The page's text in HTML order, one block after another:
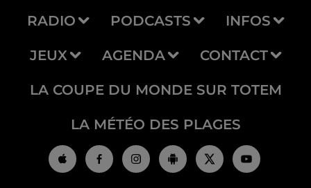
RADIO PODCASTS INFOS
JEUX AGENDA CONTACT
LA COUPE DU MONDE SUR TOTEM
LA MÉTÉO DES PLAGES